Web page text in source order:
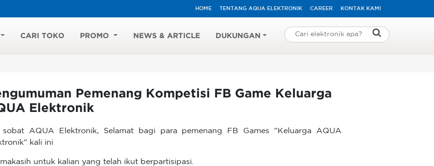
HOME TENTANG AQUA ELEKTRONIK CAREER KONTAK KAMI
CARI TOKO PROMO NEWS & ARTICLE DUKUNGAN
Pemenang Kompetisi FB Game Keluarga
Elektronik
sobat AQUA Elektronik, Selamat bagi para pemenang FB Games "Keluarga AQUA
kali ini
untuk kalian yang telah ikut berpartisipasi.